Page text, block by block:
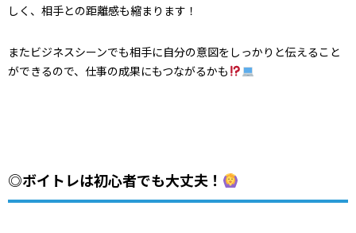
しく、相手との距離感も縮まります！
またビジネスシーンでも相手に自分の意図をしっかりと伝えること
ができるので、仕事の成果にもつながるかも
◎ボイトレは初心者でも大丈夫！